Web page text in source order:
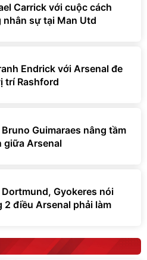
Carrick với cuộc cách
nhân sự tại Man Utd
Endrick với Arsenal đe
trí Rashford
Guimaraes nâng tầm
giữa Arsenal
Gyokeres nói
2 điều Arsenal phải làm